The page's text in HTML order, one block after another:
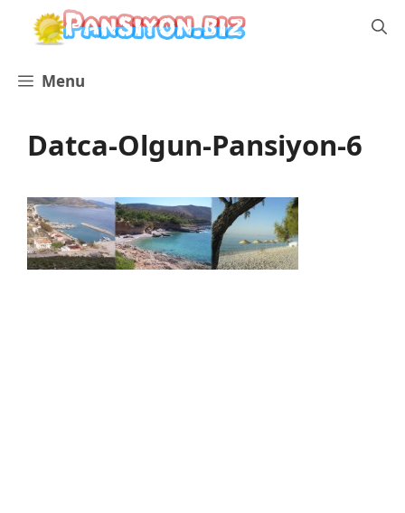
İçeriğe
Menu
Datca-Olgun-Pansiyon-6